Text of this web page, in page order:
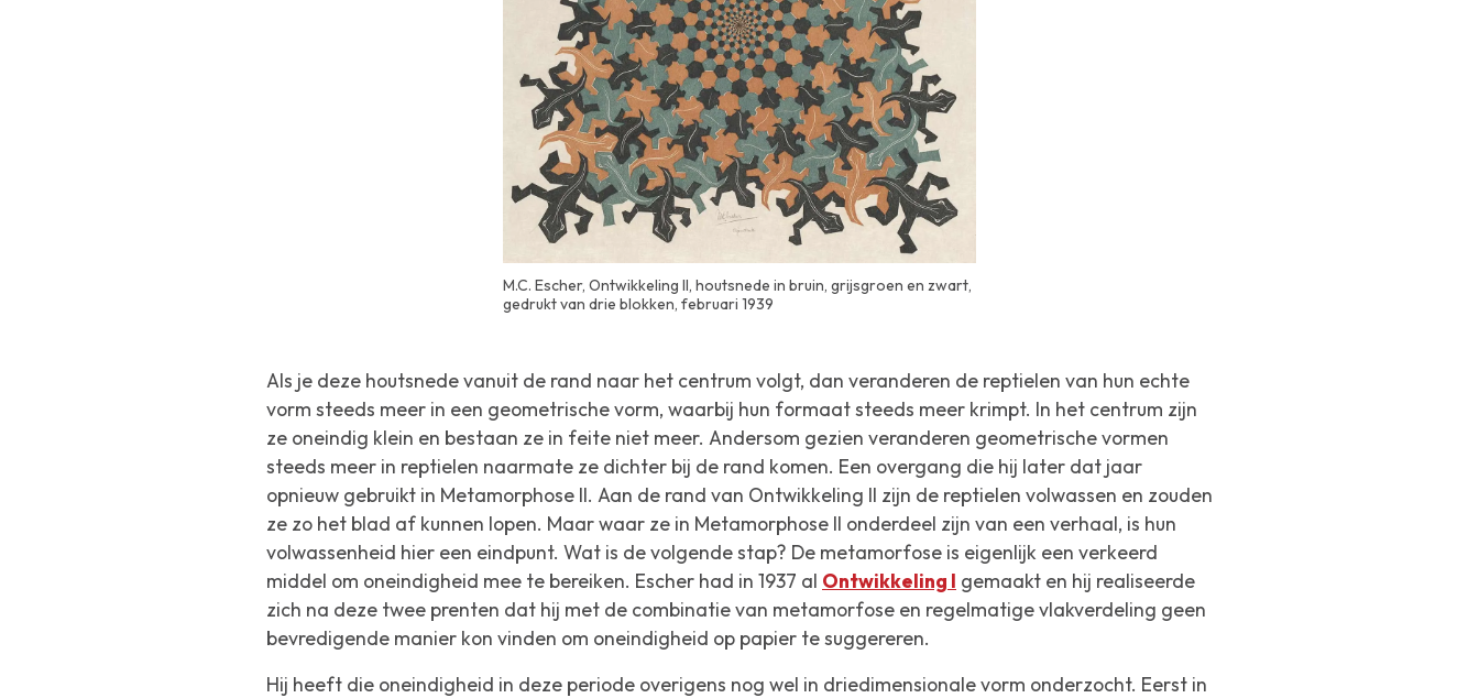
M.C. Escher, Ontwikkeling II, houtsnede in bruin, grijsgroen en zwart,
gedrukt van drie blokken, februari 1939
Als je deze houtsnede vanuit de rand naar het centrum volgt, dan veranderen de reptielen van hun echte
vorm steeds meer in een geometrische vorm, waarbij hun formaat steeds meer krimpt. In het centrum zijn
ze oneindig klein en bestaan ze in feite niet meer. Andersom gezien veranderen geometrische vormen
steeds meer in reptielen naarmate ze dichter bij de rand komen. Een overgang die hij later dat jaar
opnieuw gebruikt in Metamorphose II. Aan de rand van Ontwikkeling II zijn de reptielen volwassen en zouden
ze zo het blad af kunnen lopen. Maar waar ze in Metamorphose II onderdeel zijn van een verhaal, is hun
volwassenheid hier een eindpunt. Wat is de volgende stap? De metamorfose is eigenlijk een verkeerd
middel om oneindigheid mee te bereiken. Escher had in 1937 al Ontwikkeling I gemaakt en hij realiseerde
zich na deze twee prenten dat hij met de combinatie van metamorfose en regelmatige vlakverdeling geen
bevredigende manier kon vinden om oneindigheid op papier te suggereren.
Hij heeft die oneindigheid in deze periode overigens nog wel in driedimensionale vorm onderzocht. Eerst in